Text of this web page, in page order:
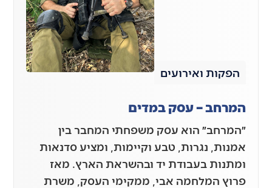
הפקות ואירועים
המרחב – עסק במדים
״המרחב״ הוא עסק משפחתי המחבר בין
אמנות, נגרות, טבע וקיימות, ומציע סדנאות
ומתנות בעבודת יד ובהשראת הארץ. מאז
פרוץ המלחמה אבי, ממקימי העסק, משרת